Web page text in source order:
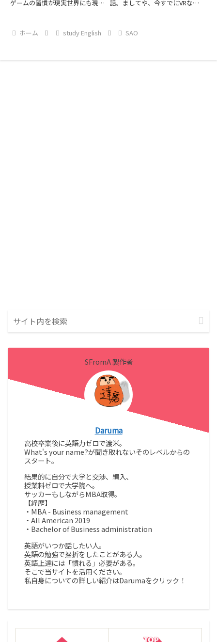
ゲームの習慣が現実世界にも現れ
間を決めて遊びましょう。時間は
話。ましてや、今すでにVRな
して、このSAO CH11ではゆいち
ホーム study English SAO
SFromA 製作者
Daruma
高校卒業後に英語力ゼロで渡米。
What's your name?が聞き取れないそのレベルからの
スタート。
結果的に自分で大学と交渉、編入、
授業料ゼロで大学院へ。
サッカーもしながらMBA取得。
【経歴】
・MBA - Business management
・All American 2019
・Bachelor of Business administration
英語がいつか話したい人。
英語の勉強で挫折をしたことがある人。
英語上達には「慣れる」必要がある。
そこで当サイトを活用ください。
私自身についての詳しい紹介はDarumaをクリック！